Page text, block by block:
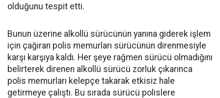
olduğunu tespit etti.
Bunun üzerine alkollü sürücünün yanına giderek işlem
için çağıran polis memurları sürücünün direnmesiyle
karşı karşıya kaldı. Her şeye rağmen sürücü olmadığını
belirterek direnen alkollü sürücü zorluk çıkarınca
polis memurları kelepçe takarak etkisiz hale
getirmeye çalıştı. Bu sırada sürücü polislere